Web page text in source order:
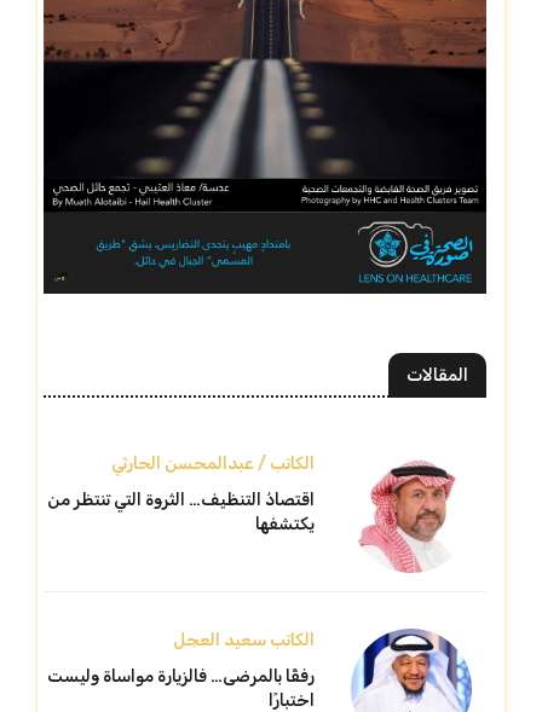
المقالات
الكاتب / عبدالمحسن الحارثي
اقتصادُ التنظيف… الثروة التي تنتظر من
يكتشفها
الكاتب سعيد العجل
رفقًا بالمرضى… فالزيارة مواساة وليست
اختبارًا